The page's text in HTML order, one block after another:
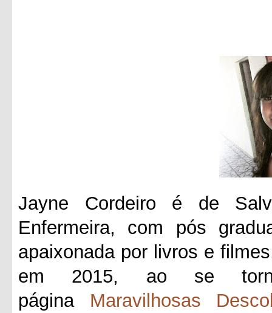
Jayne Cordeiro é de
Enfermeira, com pós
apaixonada por livros e
em 2015, ao se
página Maravilhosas